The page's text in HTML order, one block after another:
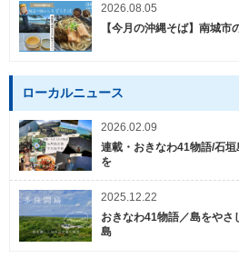
2026.08.05
【今月の沖縄そば】南城市
ローカルニュース
2026.02.09
連載・おきなわ41物語/石
を
2025.12.22
おきなわ41物語／島をやさ
島